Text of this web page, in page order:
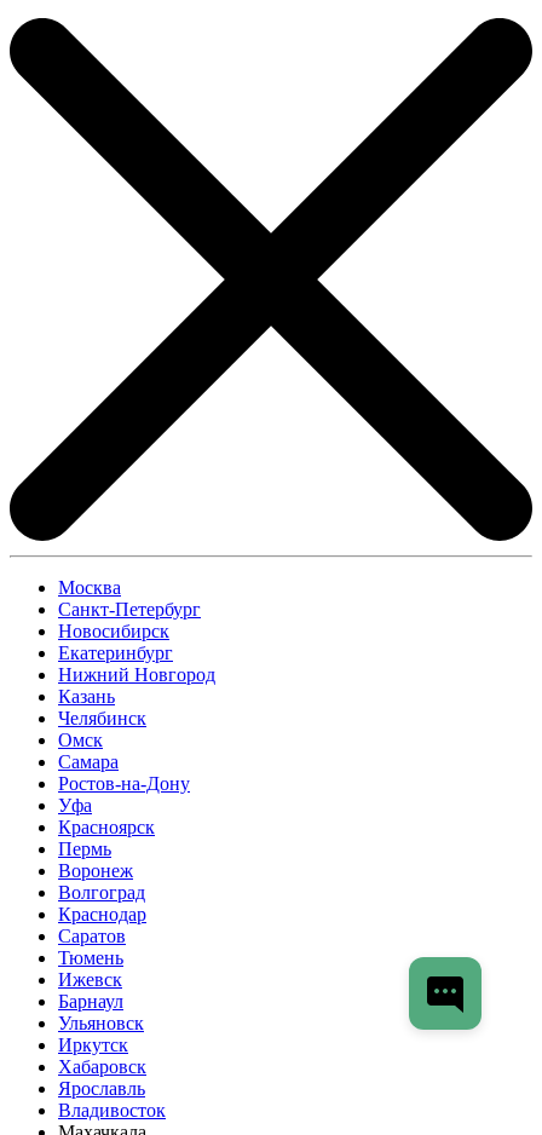
Москва
Санкт-Петербург
Новосибирск
Екатеринбург
Нижний Новгород
Казань
Челябинск
Омск
Самара
Ростов-на-Дону
Уфа
Красноярск
Пермь
Воронеж
Волгоград
Краснодар
Саратов
Тюмень
Ижевск
Барнаул
Ульяновск
Иркутск
Хабаровск
Ярославль
Владивосток